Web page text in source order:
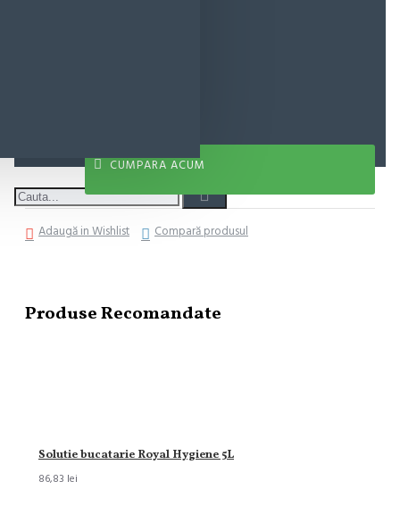
CUMPARA ACUM
Adaugă in Wishlist Compară produsul
Produse Recomandate
Solutie bucatarie Royal Hygiene 5L
86,83 lei